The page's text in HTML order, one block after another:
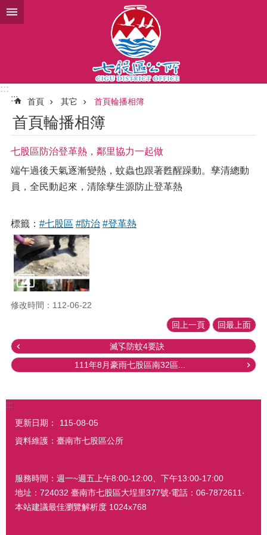
跳到主要內容區塊
:::
:::
首頁 其它 首頁輪播相簿
首頁輪播相簿
七股區防治登革熱，鄰里協力一起做
端午過後天氣逐漸變熱，蚊蟲也跟著甦醒躁動。孳清總動
員，全民動起來，清除孳生源防止登革熱
標籤： #七股區 #防治 #登革熱
修改時間：112-06-22
回上一頁 回最上面
滅孓防蚊4要訣
111年8月豪雨七股區南32區...
:::
更新日期：
115-08-05
資料維護：臺南市七股區公所
服務時間：週一~週五上午8:00-12:00、下午13:00-17:00
地址：724032 臺南市七股區大埕里377號‧電話：06-7872611‧
本站建議最佳瀏覽解析度 1024x768